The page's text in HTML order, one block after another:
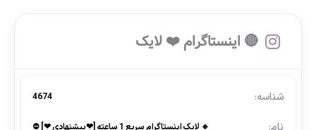
🔴 اینستاگرام ❤️ لایک
4674
🔹 لایک اینستاگرام سریع 1 ساعته [❤پیشنهادی ❤] ⛔